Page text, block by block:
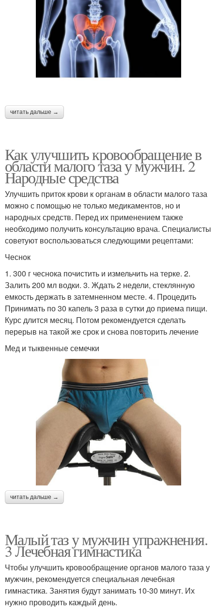
читать дальше →
Как улучшить кровообращение в
области малого таза у мужчин. 2
Народные средства
Улучшить приток крови к органам в области малого таза
можно с помощью не только медикаментов, но и
народных средств. Перед их применением также
необходимо получить консультацию врача. Специалисты
советуют воспользоваться следующими рецептами:
Чеснок
1. 300 г чеснока почистить и измельчить на терке. 2.
Залить 200 мл водки. 3. Ждать 2 недели, стеклянную
емкость держать в затемненном месте. 4. Процедить
Принимать по 30 капель 3 раза в сутки до приема пищи.
Курс длится месяц. Потом рекомендуется сделать
перерыв на такой же срок и снова повторить лечение
Мед и тыквенные семечки
читать дальше →
Малый таз у мужчин упражнения.
3 Лечебная гимнастика
Чтобы улучшить кровообращение органов малого таза у
мужчин, рекомендуется специальная лечебная
гимнастика. Занятия будут занимать 10-30 минут. Их
нужно проводить каждый день.